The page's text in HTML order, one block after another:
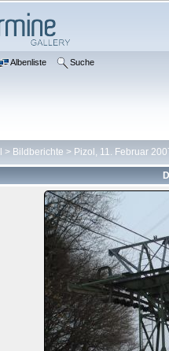
Albenliste Suche
> Bildberichte > Pizol, 11. Februar